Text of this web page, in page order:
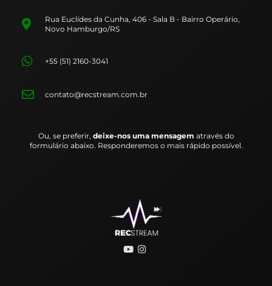
Rua Euclídes da Cunha, 406 - Sala B - Bairro Operário,
Novo Hamburgo/RS
+55 (51) 2160-3041
contato@recstream.com.br
Ou, se preferir, deixe-nos uma mensagem através do
formulário abaixo. Responderemos o mais rápido possível.